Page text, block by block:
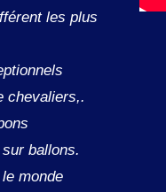
les plus
chevaliers,.
ballons.
monde